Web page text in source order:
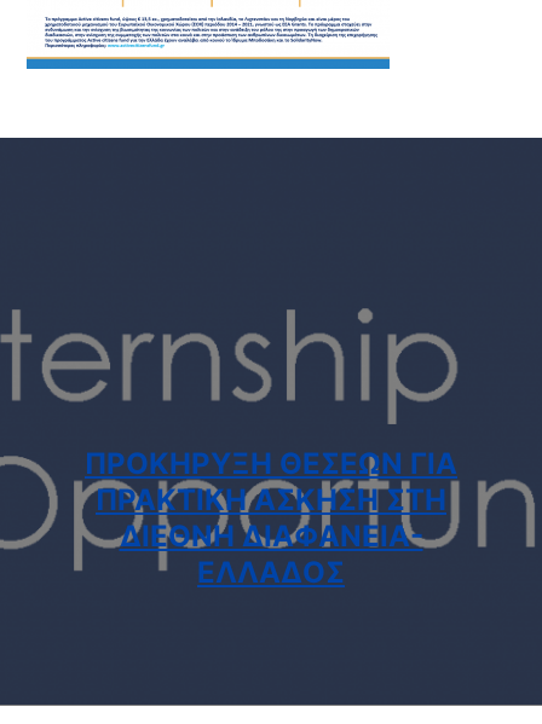
ΠΡΟΚΗΡΥΞΗ ΘΕΣΕΩΝ ΓΙΑ
ΠΡΑΚΤΙΚΗ ΑΣΚΗΣΗ ΣΤΗ
ΔΙΕΘΝΗ ΔΙΑΦΑΝΕΙΑ-
ΕΛΛΑΔΟΣ